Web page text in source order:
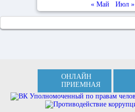
« Май
Июл »
ОНЛАЙН
ПРИЕМНАЯ